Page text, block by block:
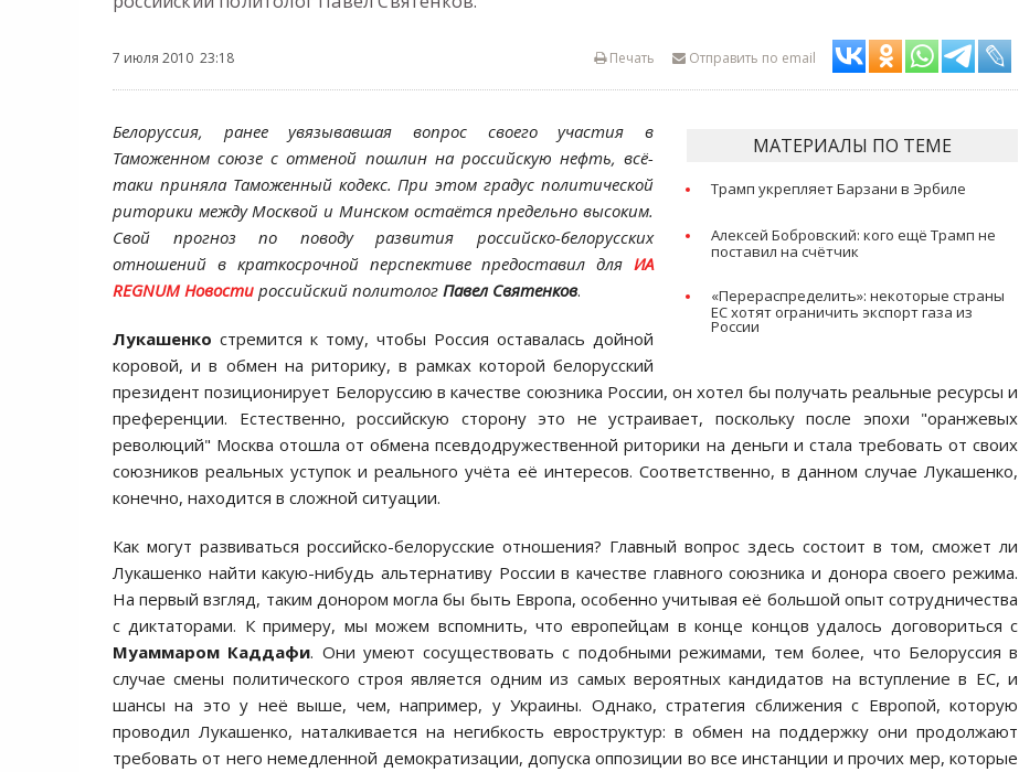
7 июля 2010 23:18 Отправить по email
Печать
МАТЕРИАЛЫ ПО ТЕМЕ
Трамп укрепляет Барзани в Эрбиле
Алексей Бобровский: кого ещё Трамп не
поставил на счётчик
«Перераспределить»: некоторые страны
ЕС хотят ограничить экспорт газа из
России
Белоруссия, ранее увязывавшая вопрос своего участия в
Таможенном союзе с отменой пошлин на российскую нефть, всё-
таки приняла Таможенный кодекс. При этом градус политической
риторики между Москвой и Минском остаётся предельно высоким.
Свой прогноз по поводу развития российско-белорусских
отношений в краткосрочной перспективе предоставил для ИА
REGNUM Новости российский политолог Павел Святенков.
Лукашенко стремится к тому, чтобы Россия оставалась дойной
коровой, и в обмен на риторику, в рамках которой белорусский
президент позиционирует Белоруссию в качестве союзника России, он хотел бы получать реальные ресурсы и
преференции. Естественно, российскую сторону это не устраивает, поскольку после эпохи "оранжевых
революций" Москва отошла от обмена псевдодружественной риторики на деньги и стала требовать от своих
союзников реальных уступок и реального учёта её интересов. Соответственно, в данном случае Лукашенко,
конечно, находится в сложной ситуации.
Как могут развиваться российско-белорусские отношения? Главный вопрос здесь состоит в том, сможет ли
Лукашенко найти какую-нибудь альтернативу России в качестве главного союзника и донора своего режима.
На первый взгляд, таким донором могла бы быть Европа, особенно учитывая её большой опыт сотрудничества
с диктаторами. К примеру, мы можем вспомнить, что европейцам в конце концов удалось договориться с
Муаммаром Каддафи. Они умеют сосуществовать с подобными режимами, тем более, что Белоруссия в
случае смены политического строя является одним из самых вероятных кандидатов на вступление в ЕС, и
шансы на это у неё выше, чем, например, у Украины. Однако, стратегия сближения с Европой, которую
проводил Лукашенко, наталкивается на негибкость евроструктур: в обмен на поддержку они продолжают
требовать от него немедленной демократизации, допуска оппозиции во все инстанции и прочих мер, которые